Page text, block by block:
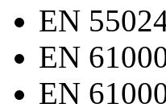
EN
EN
EN